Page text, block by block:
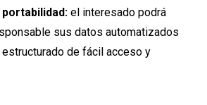
el interesado podrá
sus datos automatizados
de fácil acceso y